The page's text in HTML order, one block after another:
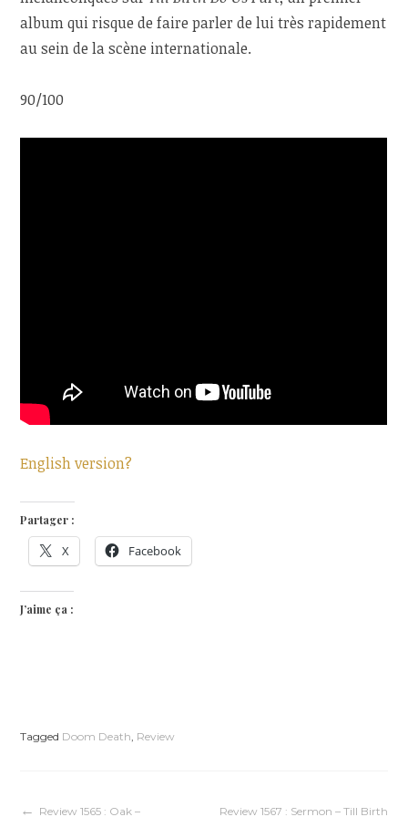
album qui risque de faire parler de lui très rapidement
au sein de la scène internationale.
90/100
English version?
Partager :
X Facebook
J’aime ça :
Tagged Doom Death, Review
Review 1565 : Oak –
Review 1567 : Sermon – Till Birth